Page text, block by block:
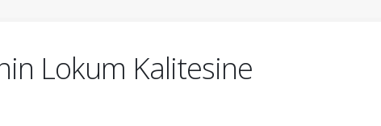
Lokum Kalitesine